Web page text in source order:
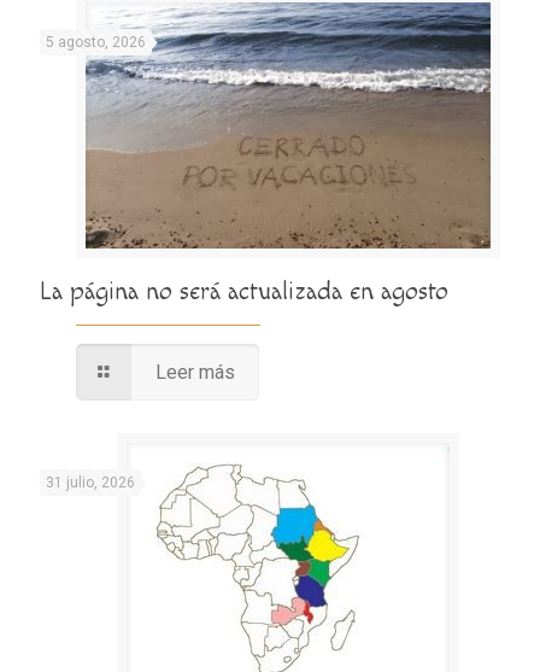
5 agosto, 2026
La página no será actualizada en agosto
Leer más
31 julio, 2026